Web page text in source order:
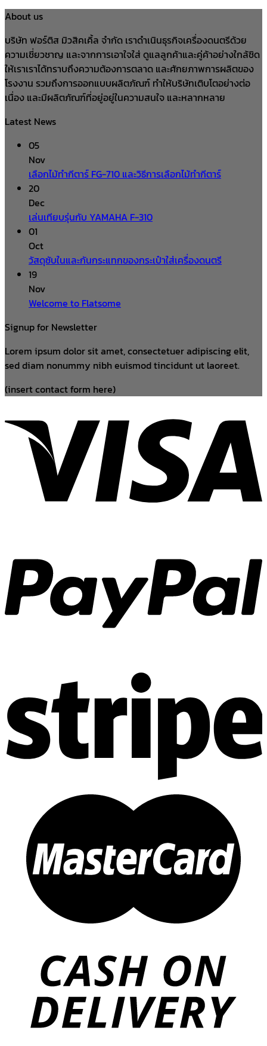
About us
บริษัท ฟอร์ติส มิวสิคเคิ้ล จำกัด เราดำเนินธุรกิจเครื่องดนตรีด้วย
ความเชี่ยวชาญ และจากการเอาใจใส่ ดูแลลูกค้าและคู่ค้าอย่างใกล้ชิด
ให้เราเราได้ทราบถึงความต้องการตลาด และศักยภาพการผลิตของ
โรงงาน รวมถึงการออกแบบผลิตภัณฑ์ ทำให้บริษัทเติบโตอย่างต่อ
เนื่อง และมีผลิตภัณฑ์ที่อยู่อยู่ในความสนใจ และหลากหลาย
Latest News
05
Nov
เลือกไม้ทำกีตาร์ FG-710 และวิธีการเลือกไม้ทำกีตาร์
20
Dec
เล่นเทียบรุ่นกับ YAMAHA F-310
01
Oct
วัสดุซับในและกันกระแทกของกระเป๋าใส่เครื่องดนตรี
19
Nov
Welcome to Flatsome
Signup for Newsletter
Lorem ipsum dolor sit amet, consectetuer adipiscing elit,
sed diam nonummy nibh euismod tincidunt ut laoreet.
(insert contact form here)